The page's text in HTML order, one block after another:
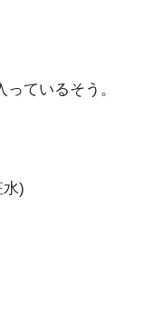
ているそう。
水)